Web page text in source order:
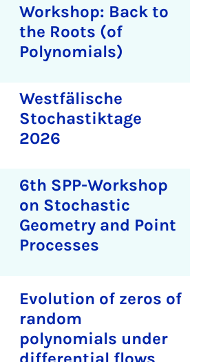
Workshop: Back to
the Roots (of
Polynomials)
Westfälische
Stochastiktage
2026
6th SPP-Workshop
on Stochastic
Geometry and Point
Processes
Evolution of zeros of
random
polynomials under